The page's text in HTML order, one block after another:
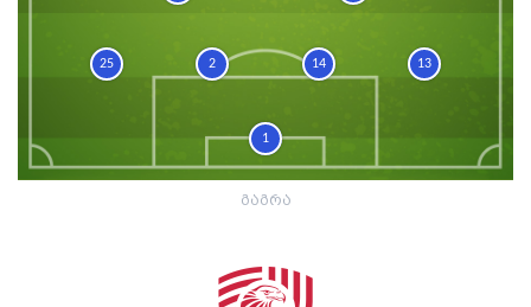
1
13
14
2
25
გაგრა